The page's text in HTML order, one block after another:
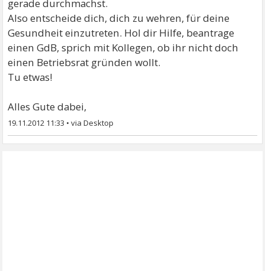
gerade durchmachst.
Also entscheide dich, dich zu wehren, für deine
Gesundheit einzutreten. Hol dir Hilfe, beantrage
einen GdB, sprich mit Kollegen, ob ihr nicht doch
einen Betriebsrat gründen wollt.
Tu etwas!
Alles Gute dabei,
19.11.2012 11:33 •